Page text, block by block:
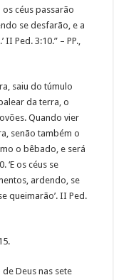
céus passarão
se desfarão, e a
Ped. 3:10.” – PP.,
saiu do túmulo
da terra, o
Quando vier
senão também o
o bêbado, e será
‘E os céus se
ardendo, se
queimarão’. II Ped.
Deus nas sete